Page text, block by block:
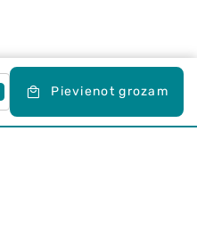
Pievienot grozam